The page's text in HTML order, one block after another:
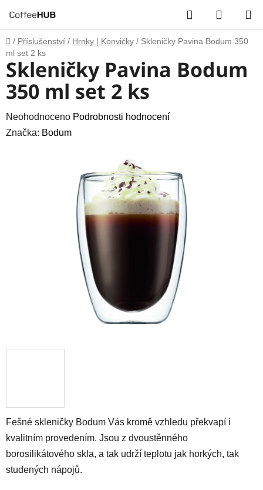
na
obsah
Hledat
KOŠÍK
Domů
/ Příslušenství / Hrnky | Konvičky / Skleničky Pavina Bodum 350
ml set 2 ks
Fešné skleničky Bodum Vás kromě vzhledu překvapí i
kvalitním provedením. Jsou z dvoustěnného
borosilikátového skla, a tak udrží teplotu jak horkých, tak
studených nápojů.
Skleničky Pavina Bodum
350 ml set 2 ks
Průměrné
hodnocení
Neohodnoceno Podrobnosti hodnocení
Značka: Bodum